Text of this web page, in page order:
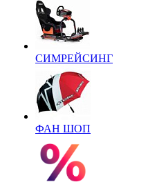
СИМРЕЙСИНГ
ФАН ШОП